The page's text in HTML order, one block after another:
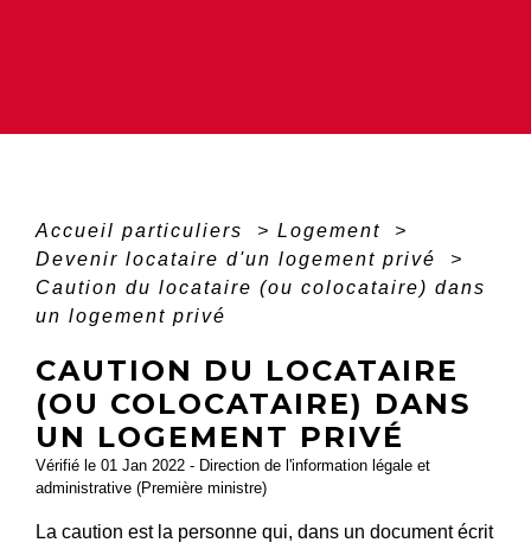
Accueil particuliers > Logement
>
Devenir locataire d'un logement privé
>
Caution du locataire (ou colocataire) dans
un logement privé
CAUTION DU LOCATAIRE
(OU COLOCATAIRE) DANS
UN LOGEMENT PRIVÉ
Vérifié le 01 Jan 2022 - Direction de l'information légale et
administrative (Première ministre)
La caution est la personne qui, dans un document écrit